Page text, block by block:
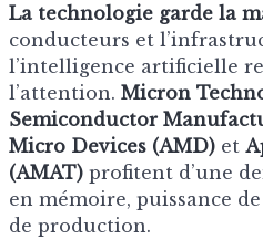
La technologie garde la
conducteurs et
l’intelligence artificielle
l’attention. Micron
Semiconductor
Micro Devices (AMD) et
(AMAT) profitent d’une
en mémoire, puissance
de production.